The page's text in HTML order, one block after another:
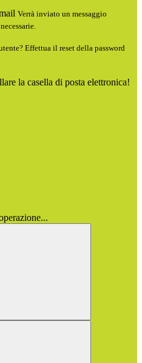
Verrà inviato un messaggio
Effettua il reset della password
la casella di posta elettronica!